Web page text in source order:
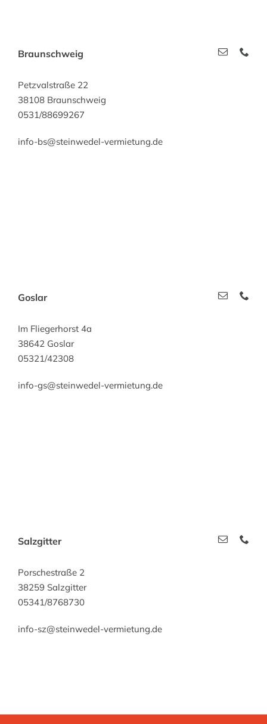
Braunschweig
Petzvalstraße 22
38108 Braunschweig
0531/88699267
info-bs@steinwedel-vermietung.de
Goslar
Im Fliegerhorst 4a
38642 Goslar
05321/42308
info-gs@steinwedel-vermietung.de
Salzgitter
Porschestraße 2
38259 Salzgitter
05341/8768730
info-sz@steinwedel-vermietung.de